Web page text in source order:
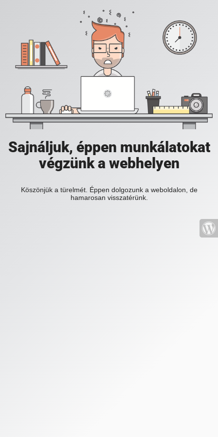
Sajnáljuk, éppen munkálatokat
végzünk a webhelyen
Köszönjük a türelmét. Éppen dolgozunk a weboldalon, de
hamarosan visszatérünk.